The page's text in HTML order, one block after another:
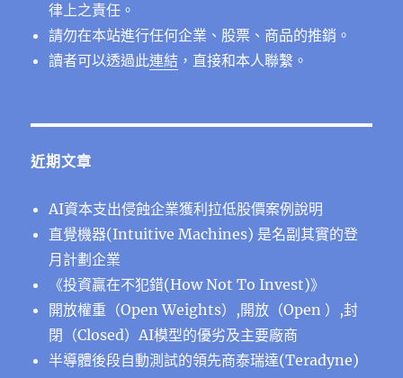
律上之責任。
請勿在本站進行任何企業、股票、商品的推銷。
讀者可以透過此連結 ，直接和本人聯繫。
近期文章
AI資本支出侵蝕企業獲利拉低股價案例說明
直覺機器(Intuitive Machines) 是名副其實的登
月計劃企業
《投資贏在不犯錯(How Not To Invest)》
開放權重（Open Weights）,開放（Open ）,封
閉（Closed）AI模型的優劣及主要廠商
半導體後段⾃動測試的領先商泰瑞達(Teradyne)